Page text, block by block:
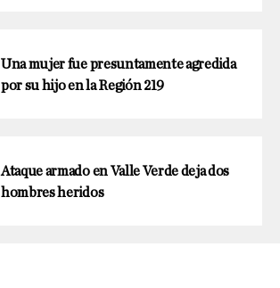
Una mujer fue presuntamente agredida
por su hijo en la Región 219
Ataque armado en Valle Verde deja dos
hombres heridos